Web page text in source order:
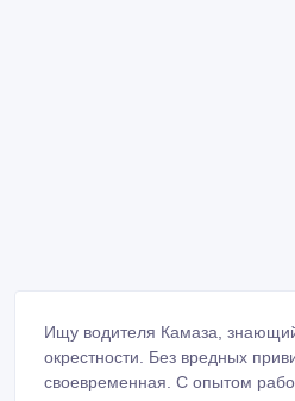
Ищу водителя Камаза,
окрестности. Без вредных
своевременная. С опытом